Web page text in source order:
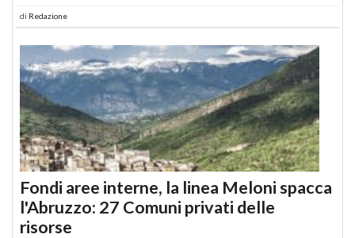
di Redazione
Fondi aree interne, la linea Meloni spacca
l'Abruzzo: 27 Comuni privati delle
risorse